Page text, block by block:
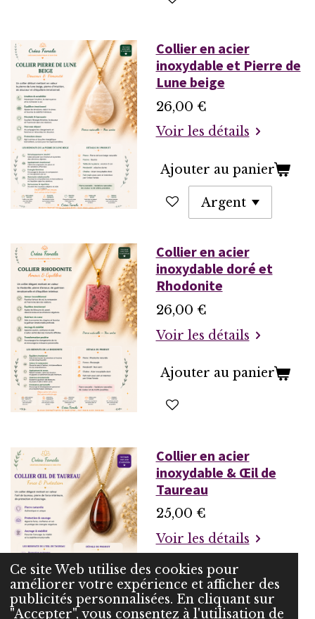
Ce site Web utilise des cookies pour
améliorer votre expérience et afficher des
publicités personnalisées. En cliquant sur
"Accepter", vous consentez à l'utilisation de
Collier en acier
inoxydable et Pierre de
Lune beige
26,00 €
Voir les détails
Ajouter au panier
Collier en acier
inoxydable doré et
Rhodonite
26,00 €
Voir les détails
Ajouter au panier
Collier en acier
inoxydable & Œil de
Taureau
25,00 €
Voir les détails
Ajouter au panier